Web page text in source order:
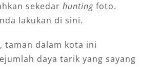
sekedar hunting foto.
lakukan di sini.
taman dalam kota ini
daya tarik yang sayang